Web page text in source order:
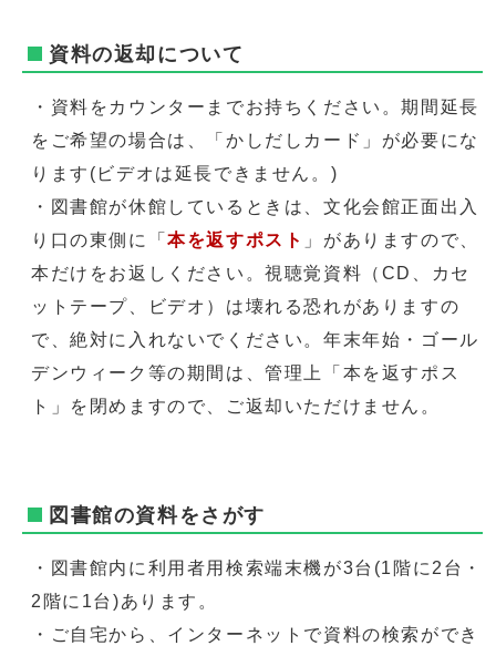
資料の返却について
・資料をカウンターまでお持ちください。期間延長
をご希望の場合は、「かしだしカード」が必要にな
ります(ビデオは延長できません。)
・図書館が休館しているときは、文化会館正面出入
り口の東側に「本を返すポスト 」がありますので、
本だけをお返しください。視聴覚資料（CD、カセ
ットテープ、ビデオ）は壊れる恐れがありますの
で、絶対に入れないでください。年末年始・ゴール
デンウィーク等の期間は、管理上「本を返すポス
ト」を閉めますので、ご返却いただけません。
図書館の資料をさがす
・図書館内に利用者用検索端末機が3台(1階に2台・
2階に1台)あります。
・ご自宅から、インターネットで資料の検索ができ